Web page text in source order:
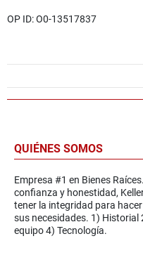
OP ID: O0-13517837
QUIÉNES SOMOS
Empresa #1 en Bienes
confianza y honestidad,
tener la integridad para
sus necesidades. 1) Historial
equipo 4) Tecnología.